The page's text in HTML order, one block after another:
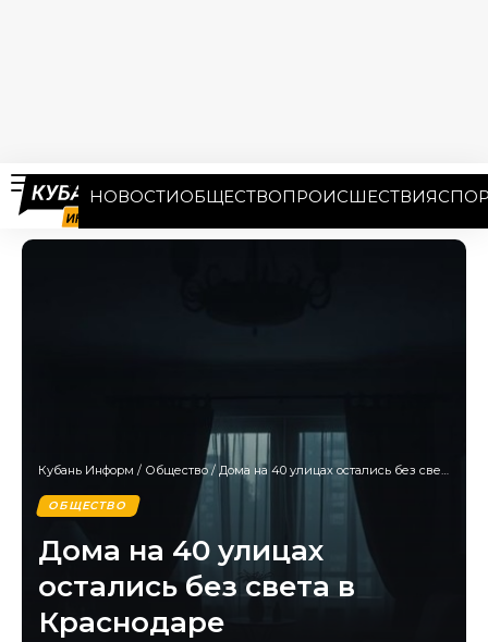
НОВОСТИОБЩЕСТВОПРОИСШЕСТВИЯ
Кубань Информ / Общество/ Дома на 40 улицах остались без света в Краснодаре
ОБЩЕСТВО
Дома на 40 улицах
остались без света в
Краснодаре